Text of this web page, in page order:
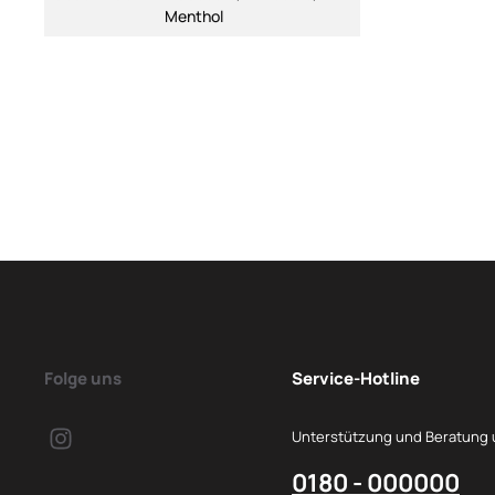
Menthol
Folge uns Service-Hotline
Unterstützung und Beratung
0180 - 000000